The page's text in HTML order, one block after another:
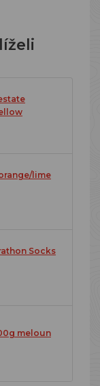
lime
Socks
meloun